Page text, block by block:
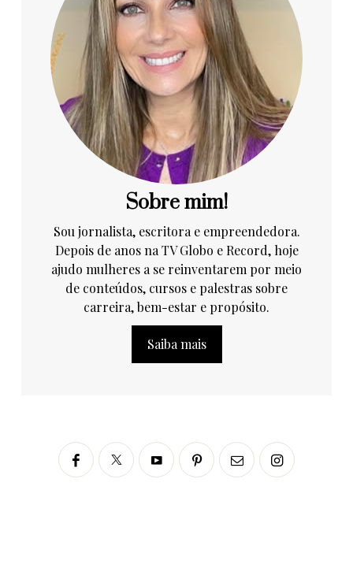
Sobre mim!
Sou jornalista, escritora e empreendedora.
Depois de anos na TV Globo e Record, hoje
ajudo mulheres a se reinventarem por meio
de conteúdos, cursos e palestras sobre
carreira, bem-estar e propósito.
Saiba mais